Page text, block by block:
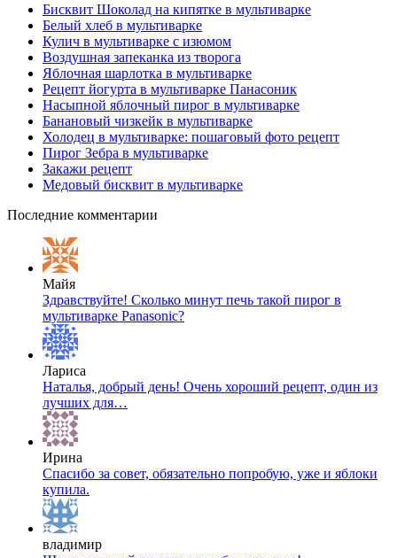
Бисквит Шоколад на кипятке в мультиварке
Белый хлеб в мультиварке
Кулич в мультиварке с изюмом
Воздушная запеканка из творога
Яблочная шарлотка в мультиварке
Рецепт йогурта в мультиварке Панасоник
Насыпной яблочный пирог в мультиварке
Банановый чизкейк в мультиварке
Холодец в мультиварке: пошаговый фото рецепт
Пирог Зебра в мультиварке
Закажи рецепт
Медовый бисквит в мультиварке
Последние комментарии
Майя
Здравствуйте! Сколько минут печь такой пирог в
мультиварке Panasonic?
Лариса
Наталья, добрый день! Очень хороший рецепт, один из
лучших для…
Ирина
Спасибо за совет, обязательно попробую, уже и яблоки
купила.
владимир